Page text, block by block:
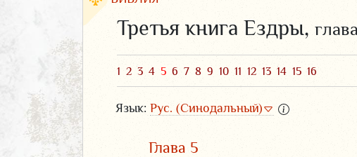
Третья книга Ездры,
1 2 3 4 5 6 7 8 9 10 11 12 13 14 15 16
Язык: Рус. (Синодальный)
Глава 5